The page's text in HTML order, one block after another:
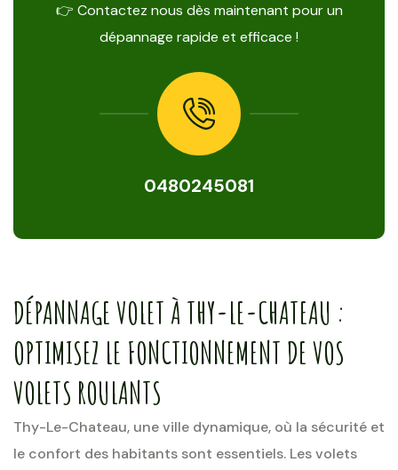
👉 Contactez nous dès maintenant pour un
dépannage rapide et efficace !
0480245081
DÉPANNAGE VOLET À THY-LE-CHATEAU :
OPTIMISEZ LE FONCTIONNEMENT DE VOS
VOLETS ROULANTS
Thy-Le-Chateau, une ville dynamique, où la sécurité et
le confort des habitants sont essentiels. Les volets